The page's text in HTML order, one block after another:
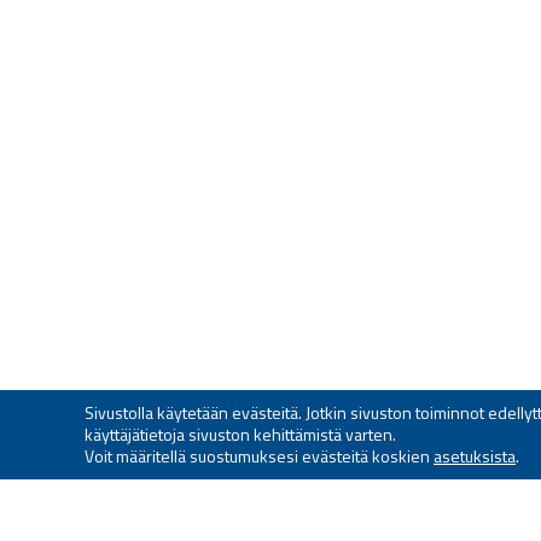
Sivustolla käytetään evästeitä. Jotkin sivuston toiminnot
käyttäjätietoja sivuston kehittämistä varten.
Voit määritellä suostumuksesi evästeitä koskien asetuksista.